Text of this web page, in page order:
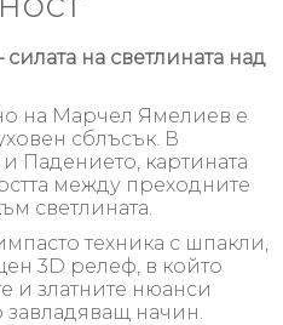
на светлината над
на Марчел Ямелиев е
сблъсък. В
Падението, картината
между преходните
светлината.
техника с шпакли,
3D релеф, в който
и златните нюанси
завладяващ начин.